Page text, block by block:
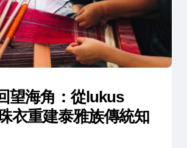
望海角：從lukus
衣重建泰雅族傳統知